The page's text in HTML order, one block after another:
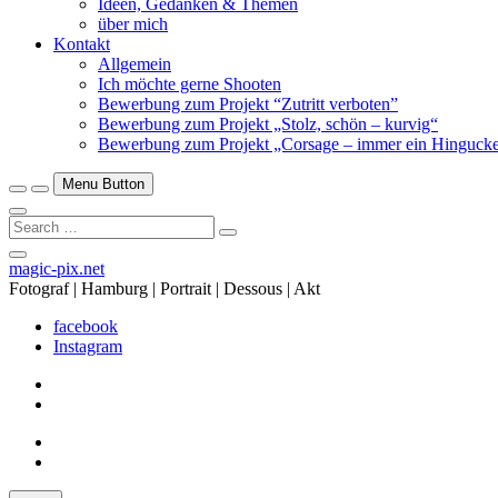
über mich
Kontakt
Allgemein
Ich möchte gerne Shooten
Bewerbung zum Projekt “Zutritt verboten”
Bewerbung zum Projekt „Stolz, schön – kurvig“
Bewerbung zum Projekt „Corsage – immer ein
Menu Button
Search
…
Close
Side
Menu
magic-pix.net
Fotograf | Hamburg | Portrait | Dessous | Akt
facebook
Instagram